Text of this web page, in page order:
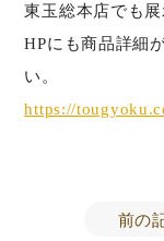
東玉総本店でも
HPにも商品詳細
い。
https://
前の